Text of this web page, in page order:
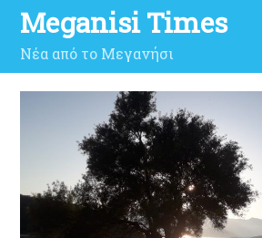
Meganisi Times
Νέα από το Μεγανήσι